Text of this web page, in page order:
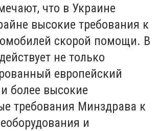
что в Украине
высокие требования к
скорой помощи. В
не только
европейский
более высокие
требования Минздрава к
и